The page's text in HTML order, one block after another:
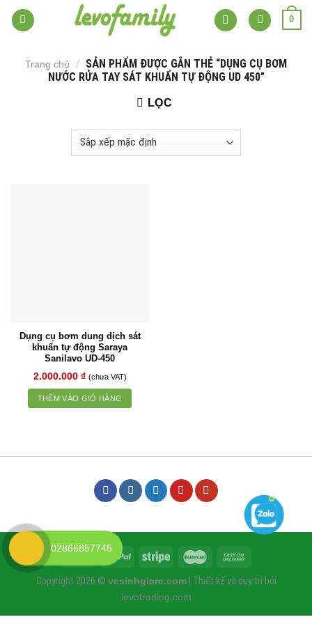
Skip
0
Trang chủ / SẢN PHẨM ĐƯỢC GẮN THẺ “DỤNG CỤ BƠM
NƯỚC RỬA TAY SÁT KHUẨN TỰ ĐỘNG UD 450”
LỌC
Dụng cụ bơm dung dịch sát
khuẩn tự động Saraya
Sanilavo UD-450
2.000.000 ₫ (chưa VAT)
THÊM VÀO GIỎ HÀNG
Copyright 2026 © vesinhgiare.com| Thiết kế và duy trì bởi
levotrading.com
02866857745